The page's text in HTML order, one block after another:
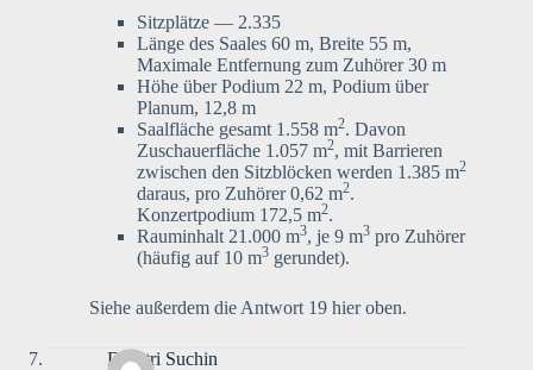
Sitzplätze — 2.335
Länge des Saales 60 m, Breite 55 m,
Maximale Entfernung zum Zuhörer 30 m
Höhe über Podium 22 m, Podium über
Planum, 12,8 m
Saalfläche gesamt 1.558 m2. Davon
Zuschauerfläche 1.057 m2, mit Barrieren
zwischen den Sitzblöcken werden 1.385 m2
daraus, pro Zuhörer 0,62 m2.
Konzertpodium 172,5 m2.
Rauminhalt 21.000 m3, je 9 m3 pro Zuhörer
(häufig auf 10 m3 gerundet).
Siehe außerdem die Antwort 19 hier oben.
Dimitri Suchin